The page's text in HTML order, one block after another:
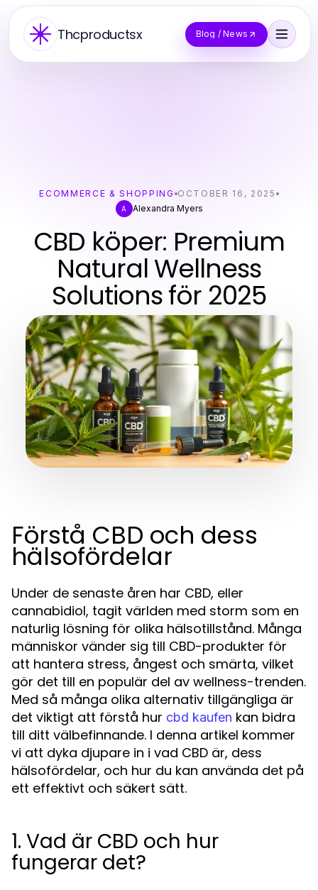
Thcproductsx Blog / News
ECOMMERCE & SHOPPING OCTOBER 16, 2025
A Alexandra Myers
CBD köper: Premium
Natural Wellness
Solutions för 2025
Förstå CBD och dess
hälsofördelar
Under de senaste åren har CBD, eller
cannabidiol, tagit världen med storm som en
naturlig lösning för olika hälsotillstånd. Många
människor vänder sig till CBD-produkter för
att hantera stress, ångest och smärta, vilket
gör det till en populär del av wellness-trenden.
Med så många olika alternativ tillgängliga är
det viktigt att förstå hur cbd kaufen kan bidra
till ditt välbefinnande. I denna artikel kommer
vi att dyka djupare in i vad CBD är, dess
hälsofördelar, och hur du kan använda det på
ett effektivt och säkert sätt.
1. Vad är CBD och hur
fungerar det?